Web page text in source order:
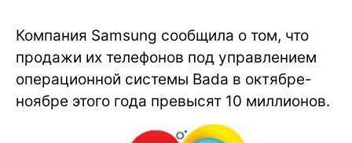
Компания Samsung сообщила о том, что
продажи их телефонов под управлением
операционной системы Bada в октябре-
ноябре этого года превысят 10 миллионов.